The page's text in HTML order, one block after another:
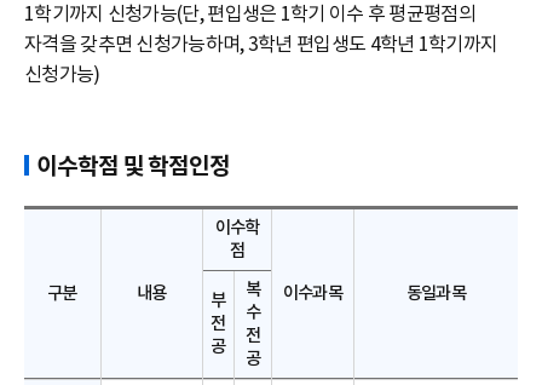
1학기까지 신청가능(단, 편입생은 1학기 이수 후 평균평점의
자격을 갖추면 신청가능하며, 3학년 편입생도 4학년 1학기까지
신청가능)
이수학점 및 학점인정
구분 내용
이수학
점
이수과목
동일과목
부
전
공
복
수
전
공